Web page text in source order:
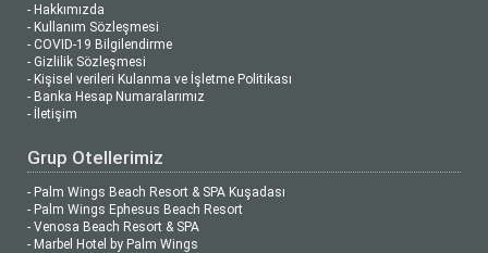
- Hakkımızda
- Kullanım Sözleşmesi
- COVID-19 Bilgilendirme
- Gizlilik Sözleşmesi
- Kişisel verileri Kulanma ve İşletme Politikası
- Banka Hesap Numaralarımız
- İletişim
Grup Otellerimiz
- Palm Wings Beach Resort & SPA Kuşadası
- Palm Wings Ephesus Beach Resort
- Venosa Beach Resort & SPA
- Marbel Hotel by Palm Wings